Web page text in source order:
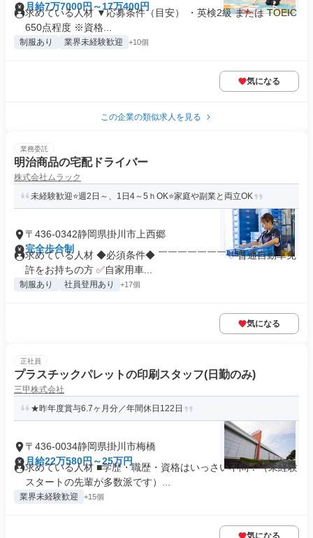
月給7万7000円～17万400円
求めている人材 ▼応募条件（目安） ・英検2級 または TOEIC
650点程度 ※資格...
制服あり 業界未経験歓迎 +10個
気になる
この企業の類似求人を見る
業務委託
明治商品の宅配ドライバー
株式会社ムラック
未経験歓迎⭐週2日～、1日4～5ｈOK⭐家庭や副業と両立OK
〒436-0342静岡県掛川市上西郷
完全歩合制
求めている人材 ◆必須条件◆ ￣￣￣￣￣￣￣ ✅普通自動車免
許をお持ちの方 ✅自家用車...
制服あり 社員登用あり +17個
気になる
正社員
プラスチックパレットの印刷スタッフ(日勤のみ)
三甲株式会社
★昨年度賞与6.7ヶ月分／年間休日122日
〒436-0034静岡県掛川市梅橋
月給22万580円～25万円
求めている人材 ■学歴・職歴・資格はいっさい不問！（未経験
スタートの先輩が多数派です）...
業界未経験歓迎 +15個
気になる